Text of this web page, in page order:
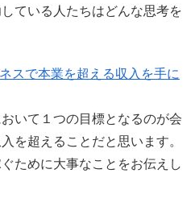
ている人たちはどんな思考を
スで本業を超える収入を手に
いて１つの目標となるのが会
を超えることだと思います。
ために大事なことをお伝えし